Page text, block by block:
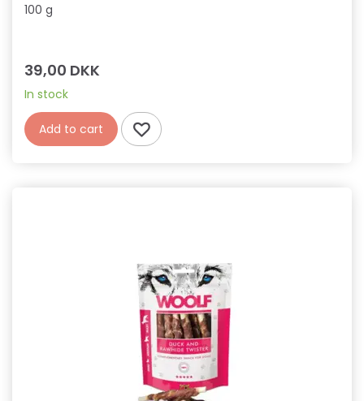
100 g
39,00 DKK
In stock
Add to cart